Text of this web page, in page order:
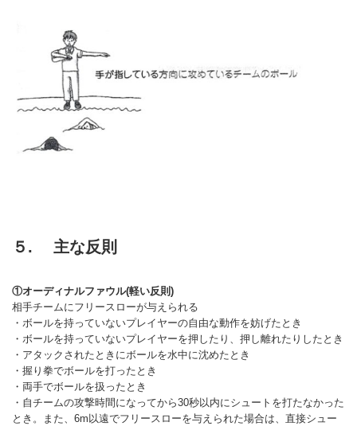
５. 主な反則
①オーディナルファウル(軽い反則)
相手チームにフリースローが与えられる
・ボールを持っていないプレイヤーの自由な動作を妨げたとき
・ボールを持っていないプレイヤーを押したり、押し離れたりしたとき
・アタックされたときにボールを水中に沈めたとき
・握り拳でボールを打ったとき
・両手でボールを扱ったとき
・自チームの攻撃時間になってから30秒以内にシュートを打たなかった
とき。また、6m以遠でフリースローを与えられた場合は、直接シュー